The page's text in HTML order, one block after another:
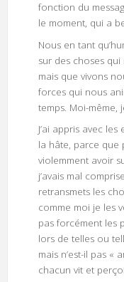
fonction du
le moment, qui a
Nous en tant
sur des choses qui
mais que vivons
forces qui nous
temps. Moi-même,
J’ai appris avec
la hâte, parce que
violemment avoir
j’avais mal
retransmets les
comme moi je les
pas forcément les
lors de telles ou
mais n’est-il pas «
chacun vit et